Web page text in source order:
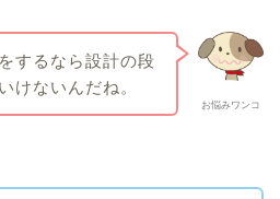
お悩みワンコ
するなら設計の段
けないんだね。